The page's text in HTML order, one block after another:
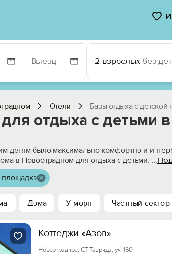
2 взрослых·без
Отели Базы отдыха с детской
отдыха с детьми
детям было максимально комфортно и
в Новоотрадном для отдыха с детьми. ...
площадка
Дома У моря Частный сектор
Коттеджи «Азов»
Новоотрадное, СТ Таврида, уч. 160